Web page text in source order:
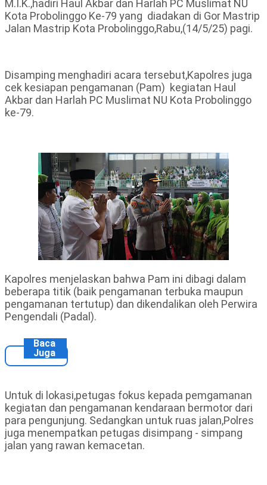
M.I.K.,hadiri Haul Akbar dan Harlah PC Muslimat NU
Kota Probolinggo Ke-79 yang diadakan di Gor Mastrip
Jalan Mastrip Kota Probolinggo,Rabu,(14/5/25) pagi.
Disamping menghadiri acara tersebut,Kapolres juga
cek kesiapan pengamanan (Pam) kegiatan Haul
Akbar dan Harlah PC Muslimat NU Kota Probolinggo
ke-79.
Kapolres menjelaskan bahwa Pam ini dibagi dalam
beberapa titik (baik pengamanan terbuka maupun
pengamanan tertutup) dan dikendalikan oleh Perwira
Pengendali (Padal).
Baca
Juga
Untuk di lokasi,petugas fokus kepada pemgamanan
kegiatan dan pengamanan kendaraan bermotor dari
para pengunjung. Sedangkan untuk ruas jalan,Polres
juga menempatkan petugas disimpang - simpang
jalan yang rawan kemacetan.